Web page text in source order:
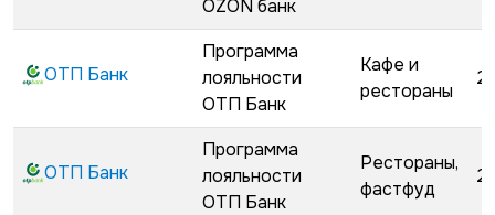
OZON банк
ОТП Банк
Программа
лояльности
ОТП Банк
Кафе и
рестораны
ОТП Банк
Программа
лояльности
ОТП Банк
Рестораны,
фастфуд